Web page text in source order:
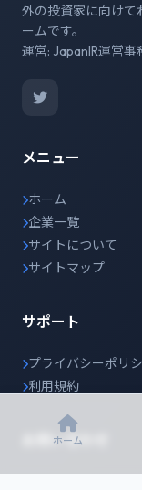
外の投資家に向けて
ームです。
運営: JapanIR運営事
メニュー
ホーム
企業一覧
サイトについて
サイトマップ
サポート
プライバシーポリ
利用規約
お問い合わせ
ホーム